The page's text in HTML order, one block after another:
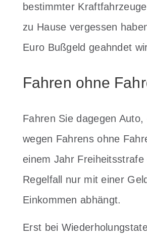
bestimmter
zu Hause vergessen
Euro Bußgeld geahndet
Fahren ohne
Fahren Sie dagegen
wegen Fahrens ohne
einem Jahr
Regelfall nur mit einer
Einkommen abhängt.
Erst bei